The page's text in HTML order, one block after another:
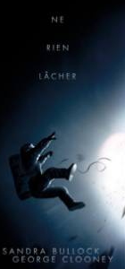
Oscars 2014